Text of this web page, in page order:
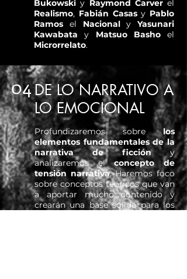
Bukowskiy Raymond Carver el
Realismo, Fabián Casasy Pablo
Ramos el Nacionaly Yasunari
Kawabatay Matsuo Basho el
Microrrelato.
04DE LO NARRATIVO A
LO EMOCIONAL
Profundizaremos sobrelos
elementos fundamentales de la
narrativa de ficcióny
analizaremos elconcepto de
tensión narrativa. Haremos foco
sobre conceptos teóricos que van
a aportar mucho contenido y
crearán una base sólida para los